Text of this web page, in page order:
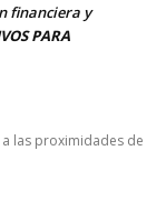
financiera y
PARA